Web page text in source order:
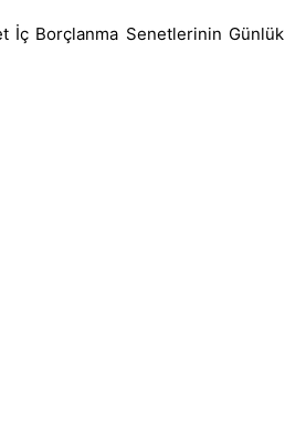
İç Borçlanma Senetlerinin Günlük